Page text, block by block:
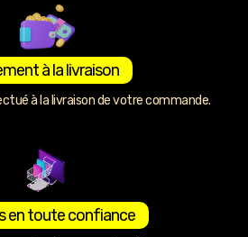
à la livraison
à la livraison de votre commande.
en toute confiance